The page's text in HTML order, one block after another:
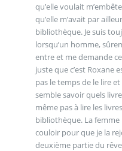
qu’elle voulait
qu’elle m’avait par
bibliothèque. Je suis
lorsqu’un homme,
entre et me demande
juste que c’est Roxane
pas le temps de le lire
semble savoir quels
même pas à lire les
bibliothèque. La femme
couloir pour que je la
deuxième partie du